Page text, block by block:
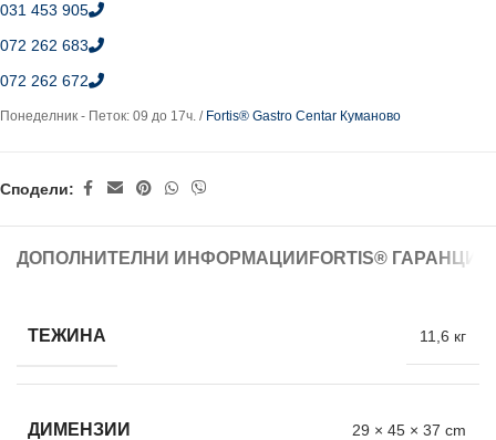
031 453 905
072 262 683
072 262 672
Понеделник - Петок: 09 до 17ч. / Fortis® Gastro Centar Куманово
Сподели:
ДОПОЛНИТЕЛНИ ИНФОРМАЦИИ FORTIS®
ТЕЖИНА 11,6 кг
ДИМЕНЗИИ 29 × 45 × 37 cm